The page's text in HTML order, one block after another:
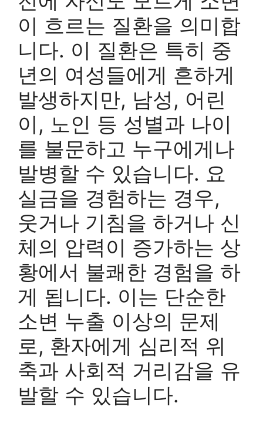
이 흐르는 질환을 의미합
니다. 이 질환은 특히 중
년의 여성들에게 흔하게
발생하지만, 남성, 어린
이, 노인 등 성별과 나이
를 불문하고 누구에게나
발병할 수 있습니다. 요
실금을 경험하는 경우,
웃거나 기침을 하거나 신
체의 압력이 증가하는 상
황에서 불쾌한 경험을 하
게 됩니다. 이는 단순한
소변 누출 이상의 문제
로, 환자에게 심리적 위
축과 사회적 거리감을 유
발할 수 있습니다.